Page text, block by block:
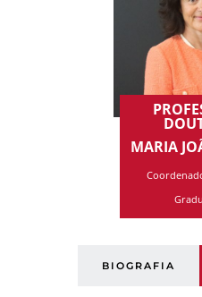
MARIA
BIOGRAFIA